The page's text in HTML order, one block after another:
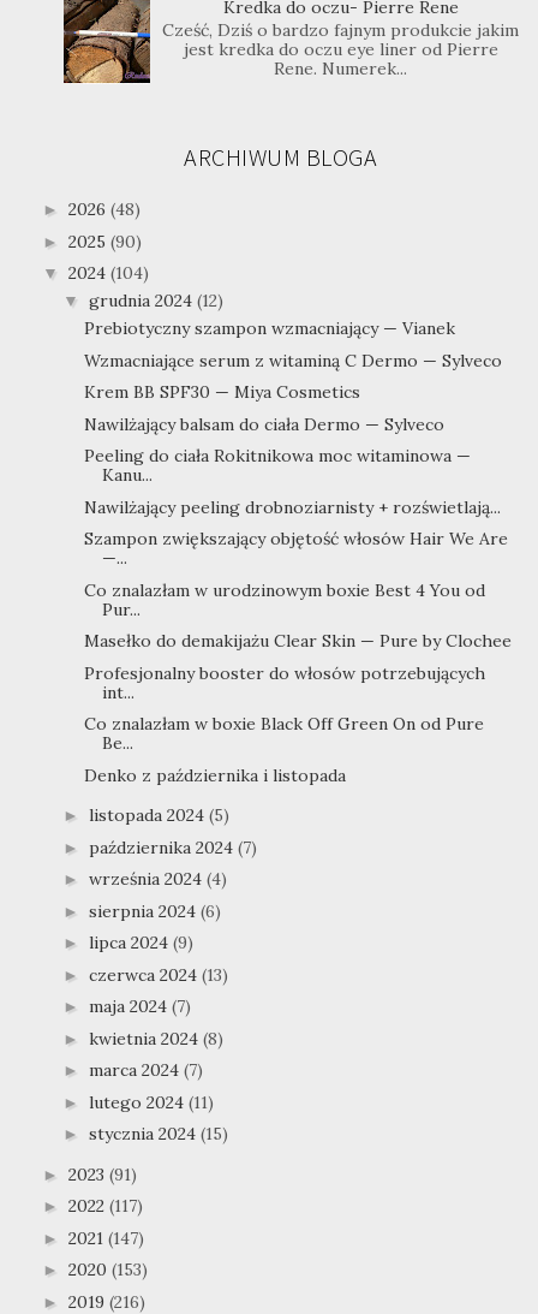
Kredka do oczu- Pierre Rene
Cześć, Dziś o bardzo fajnym produkcie jakim
jest kredka do oczu eye liner od Pierre
Rene. Numerek...
ARCHIWUM BLOGA
► 2026 (48)
► 2025 (90)
▼ 2024 (104)
▼ grudnia 2024 (12)
Prebiotyczny szampon wzmacniający — Vianek
Wzmacniające serum z witaminą C Dermo — Sylveco
Krem BB SPF30 — Miya Cosmetics
Nawilżający balsam do ciała Dermo — Sylveco
Peeling do ciała Rokitnikowa moc witaminowa —
Kanu...
Nawilżający peeling drobnoziarnisty + rozświetlają...
Szampon zwiększający objętość włosów Hair We Are
—...
Co znalazłam w urodzinowym boxie Best 4 You od
Pur...
Masełko do demakijażu Clear Skin — Pure by Clochee
Profesjonalny booster do włosów potrzebujących
int...
Co znalazłam w boxie Black Off Green On od Pure
Be...
Denko z października i listopada
► listopada 2024 (5)
► października 2024 (7)
► września 2024 (4)
► sierpnia 2024 (6)
► lipca 2024 (9)
► czerwca 2024 (13)
► maja 2024 (7)
► kwietnia 2024 (8)
► marca 2024 (7)
► lutego 2024 (11)
► stycznia 2024 (15)
► 2023 (91)
► 2022 (117)
► 2021 (147)
► 2020 (153)
► 2019 (216)